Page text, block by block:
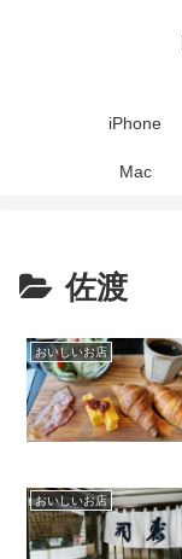
iPhone
Mac
佐渡
おいしいお店
おいしいお店